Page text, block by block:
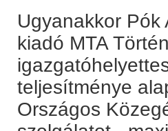
Ugyanakkor
kiadó MTA
teljesítménye
Országos